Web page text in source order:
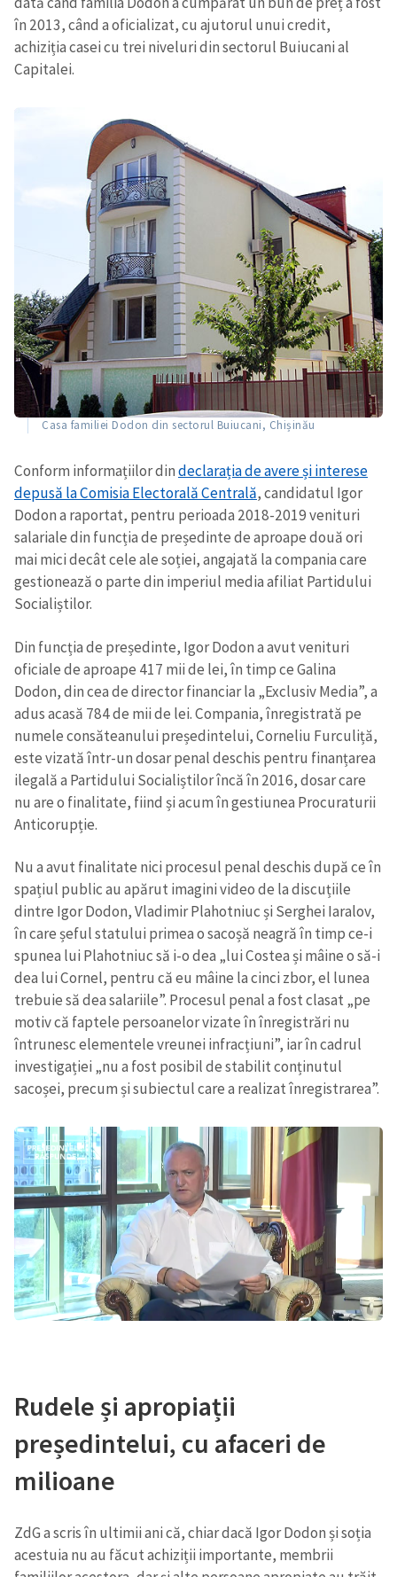
în 2013, când a oficializat, cu ajutorul unui credit,
achiziția casei cu trei niveluri din sectorul Buiucani al
Capitalei.
Casa familiei Dodon din sectorul Buiucani, Chișinău
Conform informațiilor dindeclarația de avere și interese
depusă la Comisia Electorală Centrală, candidatul Igor
Dodon a raportat, pentru perioada 2018-2019 venituri
salariale din funcția de președinte de aproape două ori
mai mici decât cele ale soției, angajată la compania care
gestionează o parte din imperiul media afiliat Partidului
Socialiștilor.
Din funcția de președinte, Igor Dodon a avut venituri
oficiale de aproape 417 mii de lei, în timp ce Galina
Dodon, din cea de director financiar la „Exclusiv Media”, a
adus acasă 784 de mii de lei. Compania, înregistrată pe
numele consăteanului președintelui, Corneliu Furculiță,
este vizată într-un dosar penal deschis pentru finanțarea
ilegală a Partidului Socialiștilor încă în 2016, dosar care
nu are o finalitate, fiind și acum în gestiunea Procuraturii
Anticorupție.
Nu a avut finalitate nici procesul penal deschis după ce în
spațiul public au apărut imagini video de la discuțiile
dintre Igor Dodon, Vladimir Plahotniuc și Serghei Iaralov,
în care șeful statului primea o sacoșă neagră în timp ce-i
spunea lui Plahotniuc să i-o dea „lui Costea și mâine o să-i
dea lui Cornel, pentru că eu mâine la cinci zbor, el lunea
trebuie să dea salariile”. Procesul penal a fost clasat „pe
motiv că faptele persoanelor vizate în înregistrări nu
întrunesc elementele vreunei infracțiuni”, iar în cadrul
investigației „nu a fost posibil de stabilit conținutul
sacoșei, precum și subiectul care a realizat înregistrarea”.
Rudele și apropiații
președintelui, cu afaceri de
milioane
ZdG a scris în ultimii ani că, chiar dacă Igor Dodon și soția
acestuia nu au făcut achiziții importante, membrii